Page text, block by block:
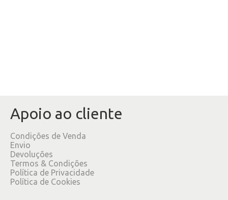
Apoio ao cliente
Condições de Venda
Envio
Devoluções
Termos & Condições
Política de Privacidade
Política de Cookies